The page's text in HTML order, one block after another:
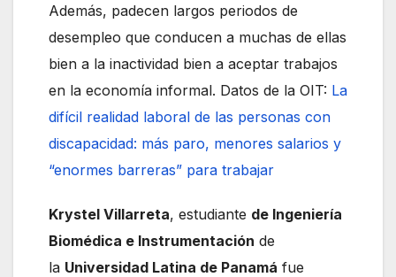
Además, padecen largos periodos de
desempleo que conducen a muchas de ellas
bien a la inactividad bien a aceptar trabajos
en la economía informal. Datos de la OIT: La
difícil realidad laboral de las personas con
discapacidad: más paro, menores salarios y
“enormes barreras” para trabajar
Krystel Villarreta, estudiante de Ingeniería
Biomédica e Instrumentación de
la Universidad Latina de Panamá fue